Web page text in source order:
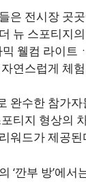
은 전시장 곳
뉴 스포티지
웰컴 라이트
연스럽게 체
완수한 참가
티지 형상의
워드가 제공된
‘깐부 방’에서